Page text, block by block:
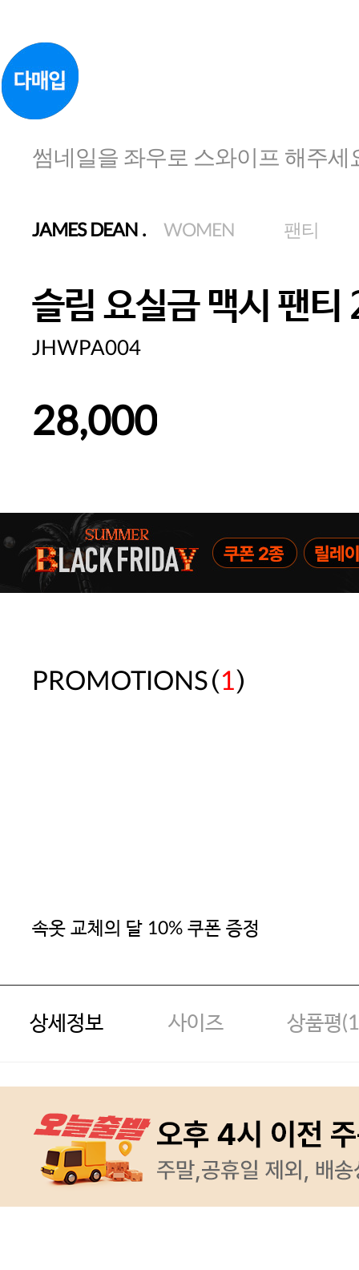
썸네일을 좌우로 스와이프 해주세
JAMES DEAN . WOMEN 팬티
슬림 요실금 맥시 팬티
JHWPA004
28,000
주말특가 20%(8.7~8.9)/5만원 이
[썸머블프] 1만원 할인 쿠폰(8.1~31)
속옷 교체 10% 쿠폰(8.1~31)/7만
PROMOTIONS(1)
속옷 교체의 달 10% 쿠폰 증정
상세정보 사이즈 상품평(1